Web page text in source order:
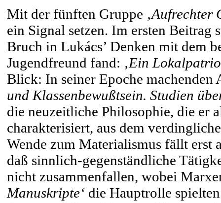
Mit der fünften Gruppe ‚Aufrechter
ein Signal setzen. Im ersten
Bruch in Lukács’ Denken mit dem
Jugendfreund fand: ‚Ein
Blick: In seiner Epoche
und Klassenbewußtsein. Studien
die neuzeitliche Philosophie, die er
charakterisiert, aus dem
Wende zum Materialismus fällt erst
daß sinnlich-gegenständliche
nicht zusammenfallen, wobei
Manuskripte‘ die Hauptrolle